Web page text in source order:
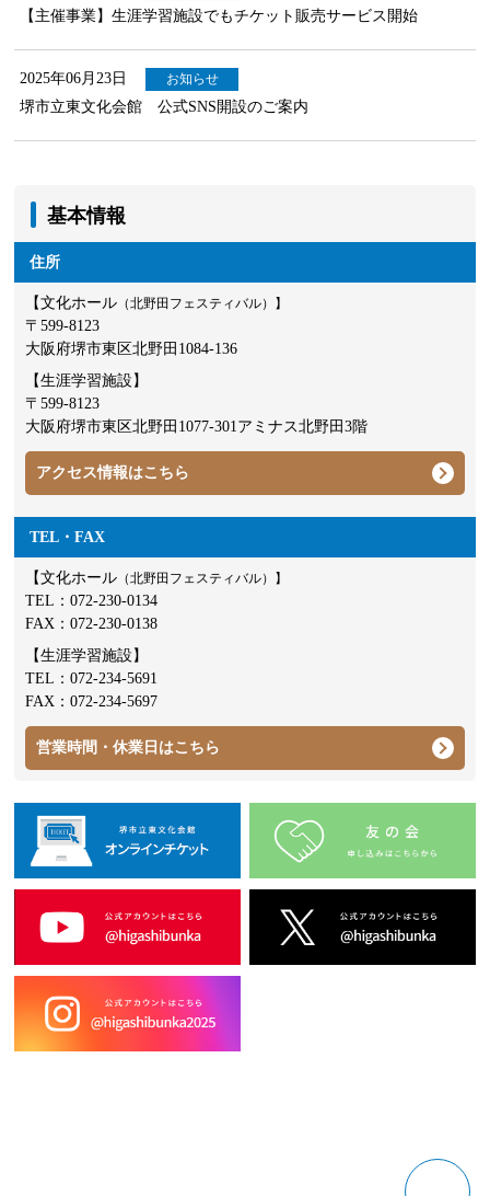
【主催事業】生涯学習施設でもチケット販売サービス開始
2025年06月23日 お知らせ
堺市立東文化会館 公式SNS開設のご案内
基本情報
住所
【文化ホール （北野田フェスティバル）】
〒599-8123
大阪府堺市東区北野田1084-136
【生涯学習施設】
〒599-8123
大阪府堺市東区北野田1077-301アミナス北野田3階
アクセス情報はこちら
TEL・FAX
【文化ホール （北野田フェスティバル）】
TEL：072-230-0134
FAX：072-230-0138
【生涯学習施設】
TEL：072-234-5691
FAX：072-234-5697
営業時間・休業日はこちら